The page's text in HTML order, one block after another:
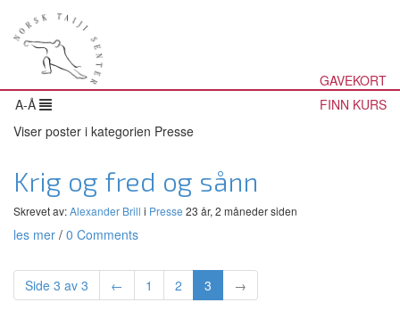
GAVEKORT
A-Å
FINN KURS
Viser poster i kategorien Presse
Krig og fred og sånn
Skrevet av:Alexander Brill i Presse 23 år, 2 måneder siden
les mer / 0 Comments
Side 3 av 3 ← 1 2 3 →